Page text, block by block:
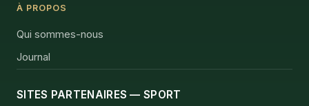
À PROPOS
Qui sommes-nous
Journal
SITES PARTENAIRES — SPORT